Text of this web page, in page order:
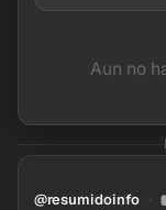
Aun no
@resumidoinfo